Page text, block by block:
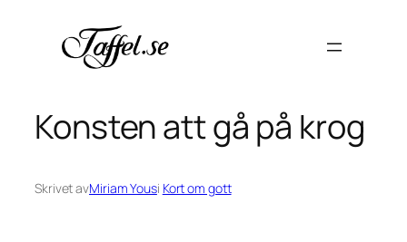
innehåll
Konsten att gå på krog
Skrivet avMiriam Yousi Kort om gott